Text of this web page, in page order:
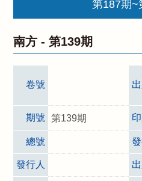
第187期~
南方 -第139期
卷號
期號 第139期
總號
發行人